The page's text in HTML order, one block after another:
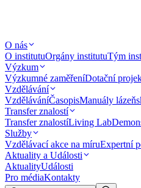
O nás
O institutuOrgány institutuTým
Výzkum
Výzkumné zaměřeníDotační
Vzdělávání
VzděláváníČasopisManuály
Transfer znalostí
Transfer znalostíLiving Lab
Služby
Vzdělávací akce na míruExpertní
Aktuality a Události
AktualityUdálosti
Pro médiaKontakty